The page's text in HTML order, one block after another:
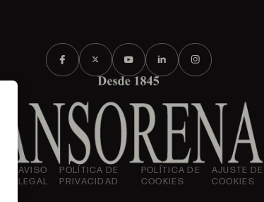
AVISO
LEGAL
POLÍTICA DE
PRIVACIDAD
POLÍTICA DE
COOKIES
AJUSTE DE
COOKIES